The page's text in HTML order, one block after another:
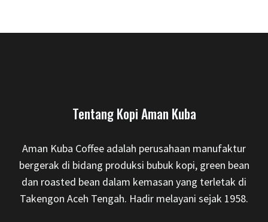
Tentang Kopi Aman Kuba
Aman Kuba Coffee adalah perusahaan manufaktur
bergerak di bidang produksi bubuk kopi, green bean
dan roasted bean dalam kemasan yang terletak di
Takengon Aceh Tengah. Hadir melayani sejak 1958.